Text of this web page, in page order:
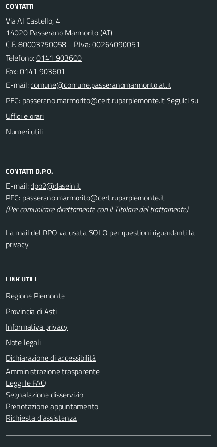
CONTATTI
Via Al Castello, 4
14020 Passerano Marmorito (AT)
C.F. 80003750058 - P.Iva: 00264090051
Telefono:0141 903600
Fax: 0141 903601
E-mail:
PEC:
Seguici su
Uffici e orari
Numeri utili
CONTATTI D.P.O.
E-mail:
PEC:
(Per comunicare direttamente con il Titolare del trattamento)
La mail del DPO va usata SOLO per questioni riguardanti la
privacy
LINK UTILI
Regione Piemonte
Provincia di Asti
Informativa privacy
Note legali
Dichiarazione di accessibilità
Amministrazione trasparente
Leggi le FAQ
Segnalazione disservizio
Prenotazione appuntamento
Richiesta d'assistenza